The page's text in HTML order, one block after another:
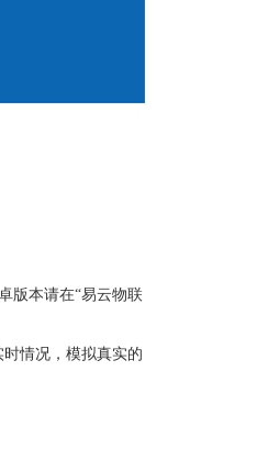
版本请在“易云物联
时情况，模拟真实的